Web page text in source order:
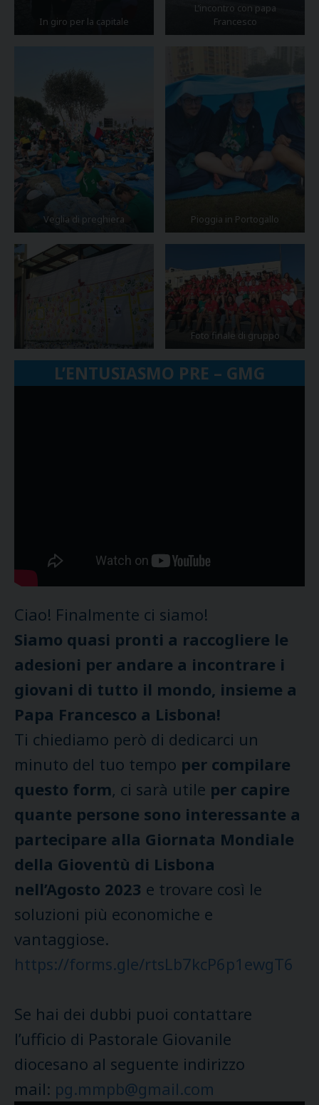
In giro per la capitale
L’incontro con papa
Francesco
Veglia di preghiera Pioggia in Portogallo
Foto finale di gruppo
L’ENTUSIASMO PRE – GMG
Ciao! Finalmente ci siamo!
Siamo quasi pronti a raccogliere le
adesioni per andare a incontrare i
giovani di tutto il mondo, insieme a
Papa Francesco a Lisbona!
Ti chiediamo però di dedicarci un
minuto del tuo tempo per compilare
questo form, ci sarà utile per capire
quante persone sono interessante a
partecipare alla Giornata Mondiale
della Gioventù di Lisbona
nell’Agosto 2023 e trovare così le
soluzioni più economiche e
vantaggiose.
https://forms.gle/rtsLb7kcP6p1ewgT6
Se hai dei dubbi puoi contattare
l’ufficio di Pastorale Giovanile
diocesano al seguente indirizzo
mail: pg.mmpb@gmail.com